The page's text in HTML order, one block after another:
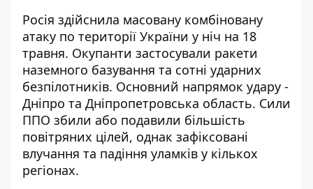
Росія здійснила масовану комбіновану
атаку по території України у ніч на 18
травня. Окупанти застосували ракети
наземного базування та сотні ударних
безпілотників. Основний напрямок удару -
Дніпро та Дніпропетровська область. Сили
ППО збили або подавили більшість
повітряних цілей, однак зафіксовані
влучання та падіння уламків у кількох
регіонах.